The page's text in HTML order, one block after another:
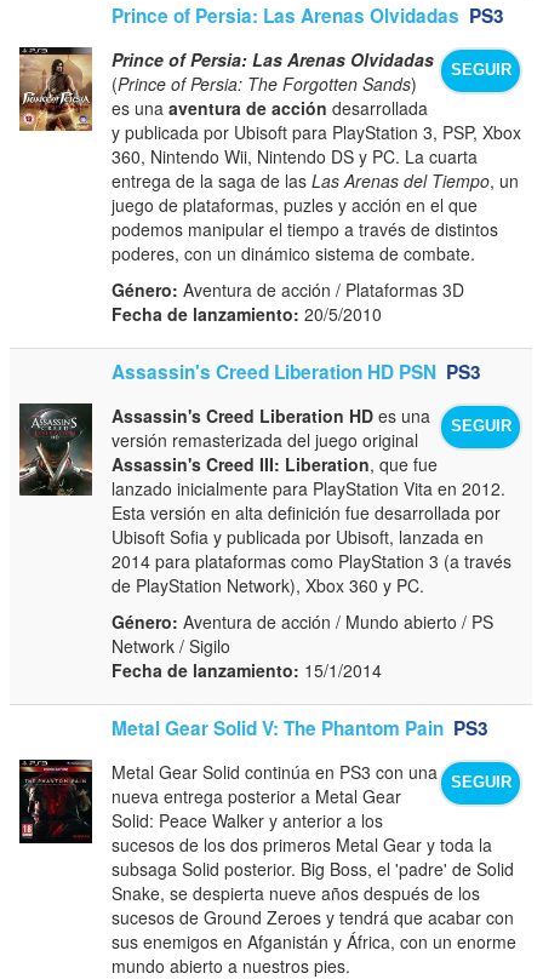
Prince of Persia: Las Arenas Olvidadas PS3
SEGUIR
Prince of Persia: Las Arenas Olvidadas
(Prince of Persia: The Forgotten Sands)
es unaaventura de acción desarrollada
y publicada por Ubisoft para PlayStation 3, PSP, Xbox
360, Nintendo Wii, Nintendo DS y PC. La cuarta
entrega de la saga de lasLas Arenas del Tiempo, un
juego de plataformas, puzles y acción en el que
podemos manipular el tiempo a través de distintos
poderes, con un dinámico sistema de combate.
Género: Aventura de acción / Plataformas 3D
Fecha de lanzamiento: 20/5/2010
Assassin's Creed Liberation HD PSN PS3
SEGUIR
Assassin's Creed Liberation HD es una
versión remasterizada del juego original
Assassin's Creed III: Liberation, que fue
lanzado inicialmente para PlayStation Vita en 2012.
Esta versión en alta definición fue desarrollada por
Ubisoft Sofia y publicada por Ubisoft, lanzada en
2014 para plataformas como PlayStation 3 (a través
de PlayStation Network), Xbox 360 y PC.
Género: Aventura de acción / Mundo abierto / PS
Network / Sigilo
Fecha de lanzamiento: 15/1/2014
Metal Gear Solid V: The Phantom Pain PS3
SEGUIR
Metal Gear Solid continúa en PS3 con una
nueva entrega posterior a Metal Gear
Solid: Peace Walker y anterior a los
sucesos de los dos primeros Metal Gear y toda la
subsaga Solid posterior. Big Boss, el 'padre' de Solid
Snake, se despierta nueve años después de los
sucesos de Ground Zeroes y tendrá que acabar con
sus enemigos en Afganistán y África, con un enorme
mundo abierto a nuestros pies.